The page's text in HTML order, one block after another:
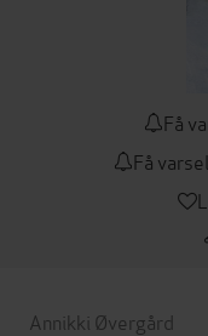
Få
Få
Annikki Øvergård